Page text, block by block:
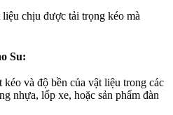
chịu được tải trọng kéo mà
Su:
và độ bền của vật liệu trong các
nhựa, lốp xe, hoặc sản phẩm đàn